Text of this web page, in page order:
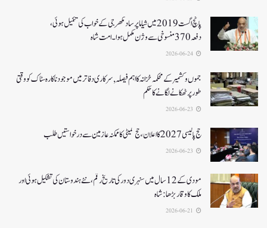
پانچ اگست 2019میں شیاما پر ساد مکھرجی کے خواب کی تکمیل ہوئی،
دفعہ 370منسوخی سے وژن مکمل ہوا۔ امت شاہ
جموں و کشمیر کے محکمہ خزانہ کا اہم فیصلہ , سرکاری دفاتر میں موجود ناکارہ سٹاک کو وقتی
طور پر ٹھکانے لگانے کا حکم
حج پالیسی 2027کا اعلان ،حج کمیٹی کا ممکنہ عازمین سے درخواستیں طلب
مودی کے 12 سال میں سنہری دور کی تاریخ رقم ، نئے ہندوستان کی تشکیل ہوئی اور
ملک کا وقار بڑھا: شاہ